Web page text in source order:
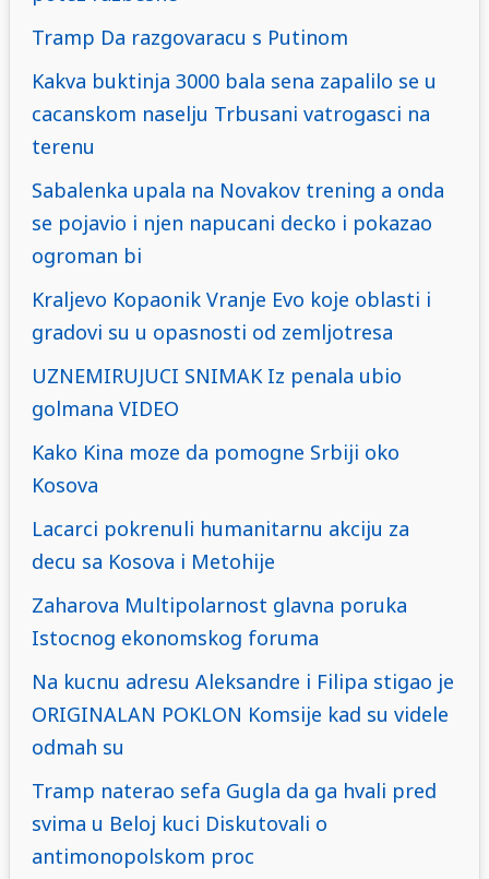
Tramp Da razgovaracu s Putinom
Kakva buktinja 3000 bala sena zapalilo se u
cacanskom naselju Trbusani vatrogasci na
terenu
Sabalenka upala na Novakov trening a onda
se pojavio i njen napucani decko i pokazao
ogroman bi
Kraljevo Kopaonik Vranje Evo koje oblasti i
gradovi su u opasnosti od zemljotresa
UZNEMIRUJUCI SNIMAK Iz penala ubio
golmana VIDEO
Kako Kina moze da pomogne Srbiji oko
Kosova
Lacarci pokrenuli humanitarnu akciju za
decu sa Kosova i Metohije
Zaharova Multipolarnost glavna poruka
Istocnog ekonomskog foruma
Na kucnu adresu Aleksandre i Filipa stigao je
ORIGINALAN POKLON Komsije kad su videle
odmah su
Tramp naterao sefa Gugla da ga hvali pred
svima u Beloj kuci Diskutovali o
antimonopolskom proc